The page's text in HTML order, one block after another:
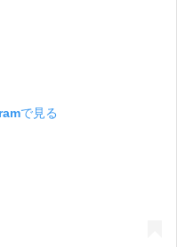
で見る